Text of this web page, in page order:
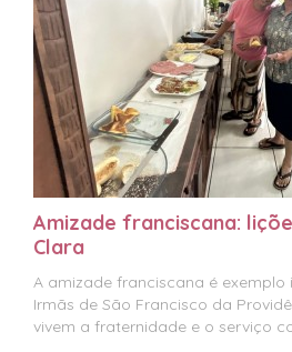
Amizade franciscana:
Clara
A amizade franciscana é
Irmãs de São Francisco da
vivem a fraternidade e o serviço